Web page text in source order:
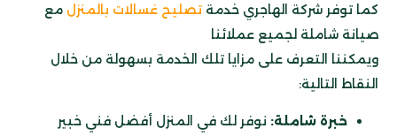
كما توفر شركة الهاجري خدمة تصليح غسالات بالمنزل مع
صيانة شاملة لجميع عملائنا
ويمكننا التعرف على مزايا تلك الخدمة بسهولة من خلال
النقاط التالية:
خبرة شاملة: نوفر لك في المنزل أفضل فني خبير